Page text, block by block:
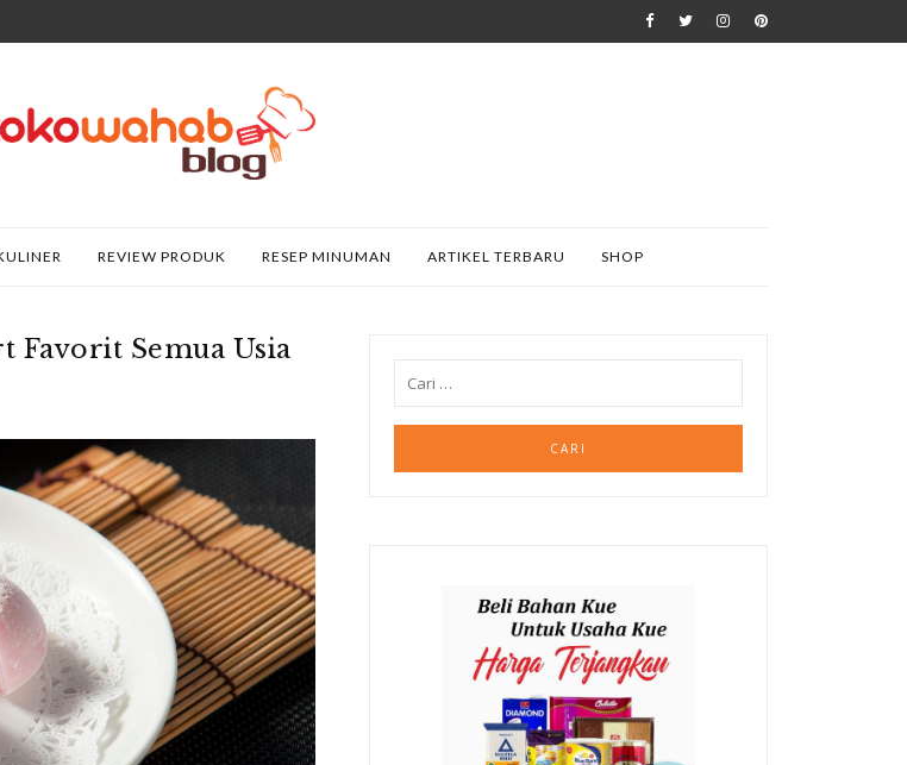
REVIEW PRODUK RESEP MINUMAN ARTIKEL TERBARU SHOP
Favorit Semua Usia